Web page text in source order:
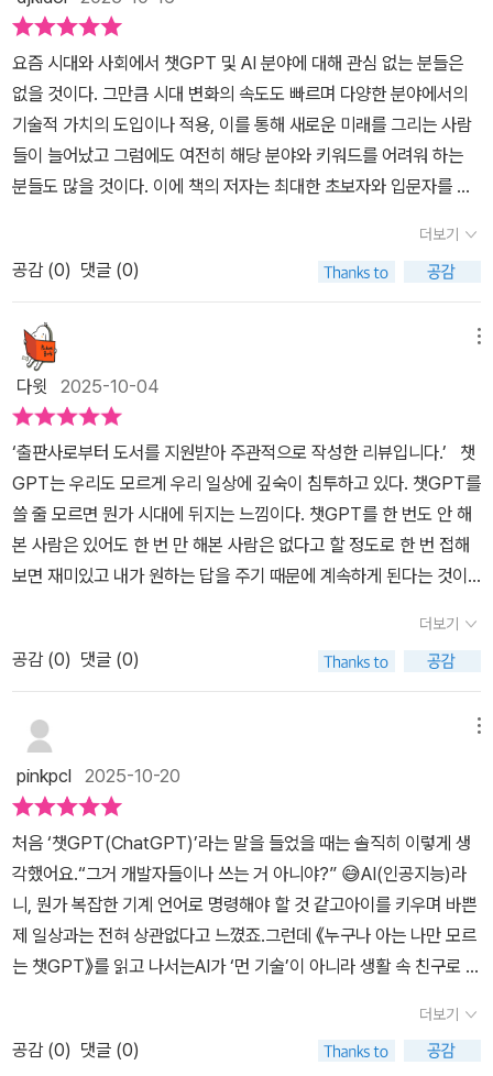
을 확장하는 과정이라는 점입니다. 실전 연습 예시는 사고력 훈련 교
재와도 같습니다.AI가 추상적 기술이 아니라 구체적 도구로 작동하는
순간을 보여줍니다. 저자는 제주도 여행 일정을 챗GPT에 맡기는 과
정을 시뮬레이션하면서 여행사 직원 역할을 부여하는 프롬프트 예시
를 소개합니다. 그 결과는 놀랍습니다.SNS 프로필 사진을 바비 인형
패키지처럼 꾸미는 작업도 몇 번의 클릭이면 완성됩니다. 심리 상담
전문 상담을 대체할 수는 없지만 자녀와의 대화법을 AI와 함께 모의
실습하는 과정은 분명 도움됩니다.『누구나 아는 나만 모르는 챗GP
T』에서는 챗GPT뿐만 아니라 다양한 AI 툴을 소개합니다. 음악 생성
AI Suno, 영상 제작 AI Sora, 구글의 노트북LM, 유튜브 영상 분석
을 돕는 제미나이, 이미지 편집 도구 나노바나나, 프레젠테이션 도구
감마, 도해 보정 툴 냅킨을 만나게 됩니다.Suno를 활용해 생일 축하
노래를 만들면 평범한 텍스트 메시지 대신 개인 맞춤형 노래 선물이
가능해집니다. AI가 만든 음악이라는 거창한 실험이 아니라, 인간 관
계를 따뜻하게 연결하는 기술의 작은 기적입니다.결혼식 축하 인사말
부터 유튜브 쇼츠 대본까지 챗GPT의 저변은 무궁무진합니다. 저자
는 돌잔치 초대장 문구를 챗GPT에게 의뢰하고, 다양한 스타일을 나
란히 비교합니다. 챗GPT가 다양한 어조와 맥락을 탐색하는 동료 작
줍니다. 직장인과 1인 크리에이터에게 아이디어 파트너를 얻는 경험
무 영역에서 챗GPT와 연계 도구의 가치도 빛납니다. PDF를 분석해
고, 냅킨으로 PPT 도해를 보정하는 작업은 시간을 확실히 줄여줍니
다. 협업 도구로서 AI의 위상을 만나는 시간입니다. AI는 인간의 노동
을 대체하는 기계가 아니라, 번거로운 업무를 덜어내고 창의적인 기
여에 더 많은 시간을 할애하도록 돕는 동료입니다.『누구나 아는 나만
모르는 챗GPT』는 AI 시대의 생활 교과서입니다. 생활과 업무에 직
접 적용할 수 있는 사례 덕분에 도움됩니다. 이제는 AI를 모른다는 두
려움 대신 내 삶에 어떻게 쓸까라는 호기심을 키울 시간입니다.
단순한 기능 설명으로 끝나지 않는다. 같은 문장을 입력해도 결과가
매번 다르다는 점에서 저자는 거기서 언어가 이미지를 바꾸는 힘을
본다. 나도 그 부분에서 좀 감동받았다. 기술서가 이렇게 언어의 실험
처럼 느껴질 줄은 몰랐다.유튜브 영상 요약 기능을 설명하는 부분도
인상적이다. 보통 영상의 핵심을 뽑아준다는 식으로 말하는데 저자는
그걸 집중의 재구성이라고 부른다. 인간의 주의력과 기억을 확장하는
방식으로 AI를 이해하는 거다.읽는 동안 2000년대 초반, 처음 인터
넷 검색이 보급되던 시절이 떠올랐다. 그때 사람들은 정보를 찾는 게
아니라 정보를 믿는 법을 배우고 있었다.이제는 그 다음 단계다. 우리
어섰다.책의 구성도 친절하다. 설치부터 이미지 명령어, 영상 요약, 문
서 정리까지 차근차근 따라가다 보면 초보자도 자연스럽게 익숙해진
다.그런데 단순한 사용법 가이드로 끝나지 않는다. 이 책은 AI를 통해
인간의 언어와 사고를 다시 조정하는 법을 이야기한다.그래서 기술책
이면서도 철학책 같고, 입문서이면서도 사유서 같다.읽는 경험도 묘
하게 따뜻하다. 나는 밤 11시에 조용한 방에서 이 책을 읽기 시작했다.
노트북 불빛 하나, 옆에서는 공기청정기 돌아가는 소리만 들렸다. 그
런데 중간쯤 읽다 보니, 갑자기 로봇청소기가 혼자서 움직이기 시작
했다. 예약해둔 시간도 아닌데. 순간 좀 소름이 돋았지만, 곧 웃음이
나는 매일 AI와 대화한다. 인간의 문장을 배우는 기계와, 기계의 논리
를 흡수하는 인간.그 사이의 경계가 점점 흐려질수록 오히려 내 생각
은 더 또렷해진다.'누구나 아는 나만 모르는 챗GPT'는 바로 그 경계
가 희미해지는 순간을 포착한 책이다.기술을 이야기하지만, 결국 이
책이 말하고 싶은 건 인간이다.AI를 배우다 보면, 결국 나 자신을 다시
배우게 된다.그래서 이 책은 단순한 AI 입문서가 아니라 인간과 기술
이 함께 자라나는 과정을 기록한 따뜻한 다큐멘터리 같다.
요즘 시대와 사회에서 챗GPT 및 AI 분야에 대해 관심 없는 분들은
없을 것이다. 그만큼 시대 변화의 속도도 빠르며 다양한 분야에서의
기술적 가치의 도입이나 적용, 이를 통해 새로운 미래를 그리는 사람
들이 늘어났고 그럼에도 여전히 해당 분야와 키워드를 어려워 하는
분들도 많을 것이다. 이에 책의 저자는 최대한 초보자와 입문자를 위
에서 우리들은 이를 어떤 형태로 배우거나 활용하며 일상과 현실에서
도 더 나은 가치 판단과 결과물을 만들어야 하는지도 읽으며 체감할
수 있을 것이다.​<누구나 아는 나만 모르는 챗GPT> 특히 챗GPT 분
야의 경우 이미 세계적인 흐름이나 현상으로도 볼 수 있고 관련 정보
나 지식을 단순히 입력하거나 검색해서 자동화 결과값만 도출하는 행
위에서 벗어나 이를 통해 인간보다 떠 뛰어난 기술적 역량을 가진 인
공지능 산업과 분야, 기술 등의 경우 어떤 형태의 방향성과 전략을 통
해 나아가고 있는지도 접하며 느낄 수 있을 것이다. 물론 이론적인 영
역에서 오는 어려움이나 어려운 용어나 개념으로 인해 배우다가 포기
한 분들도 많을 것이다. 하지만 결국 배워야 한다면 이를 이론적인 영
역에서만 생각하기보단 실무적, 일상적인 영역에서는 어떤 활용도가
존재하고 있는지, 또는 자신이 속한 영역이나 직업의 세계, 하고자 하
는 대상이나 관심 분야 등을 통해 대입, 관리해 본다면 책에서 말하는
의미가 더 사실적으로 다가올 것이다. <누구나 아는 나만 모르는 챗G
다. 물론 투자의 관점에서도 좋고 나를 위한 자기계발이나 직업적인
영역에 있어서도 긍정적인 요소가 더 많은 분야라는 점도 참고하면
좋을 것이다.​<누구나 아는 나만 모르는 챗GPT> 책에서도 이런 보편
적 가치와 정서를 통해 AI 및 챗GPT 분야에 대해 소개하고 있고 주
로 실무와 현실에서 도움 되는 키워드와 방법론 등을 통한 활용 능력
을 강조하고 있어서 배울 만한 메시지도 많을 것이다. 지금 당장은 어
렵게 체감되나, 치열한 경쟁 사회와 현실에서 자신의 역량과 능력을
키우고자 하는 분들, 혹은 초보자나 입문자의 위치에 있다면 어떤 형
배우며 함께 판단해 보자. 챗GPT 및 AI 관련한 현실, 혹은 기초 가이
드북으로 이 책을 추천하고 싶다.
더보기
공감 (0) 댓글 (0)
다윗 2025-10-04
‘출판사로부터 도서를 지원받아 주관적으로 작성한 리뷰입니다.’ 챗
GPT는 우리도 모르게 우리 일상에 깊숙이 침투하고 있다. 챗GPT를
쓸 줄 모르면 뭔가 시대에 뒤지는 느낌이다. 챗GPT를 한 번도 안 해
본 사람은 있어도 한 번 만 해본 사람은 없다고 할 정도로 한 번 접해
보면 재미있고 내가 원하는 답을 주기 때문에 계속하게 된다는 것이
거나 찾는 것이 귀찮으면 챗GPT에 물어보기도 한다. 챗 GPT가 똑
똑할수록 겁도 나지만 한편 검색하는 것보다는 편리하고, 또 AI와 대
화하는 것이 신기하기도 해서 자꾸 하게 된다. 이 책은 웹디자이너로
사회에 첫발을 내디딘 후, 컴퓨터 방문 교육 사업을 창업하여 엑셀, 파
의했으며, 이후 온라인 마케팅 회사를 운영하며, 실제 경험을 토대로
쇼핑몰 창업, 블로그 마케팅, 유튜브 마케팅 등의 강사로도 활동했고,
현재 IT 왕초보를 위한 챗GPT 및 AI 강의를 활발하게 진행하고 있으
며, AI 시대에 IT 취약 계층이 소외되지 않게끔 다양한 AI 콘텐츠를
개발하고 있는 이성원(누나IT) 저자가 AI와 챗GPT를 처음 접하는
초보자, 특히 시니어와 디지털 소외 계층을 위한 생활 밀착형 입문서
로 복잡한 기술 설명은 최소화하고, 챗GPT 앱의 기본 사용법, 무료
와 유료의 차이 등 가장 기초적인 질문부터 친절하게 안내한다. 챗G
PT는 누구나 아는 AI지만, 실제로 제대로 활용하는 방법을 모르는 경
더보기
공감 (0) 댓글 (0)
pinkpcl 2025-10-20
처음 ‘챗GPT(ChatGPT)’라는 말을 들었을 때는 솔직히 이렇게 생
각했어요.“그거 개발자들이나 쓰는 거 아니야?” 😅AI(인공지능)라
니, 뭔가 복잡한 기계 언어로 명령해야 할 것 같고아이를 키우며 바쁜
제 일상과는 전혀 상관없다고 느꼈죠.그런데 《누구나 아는 나만 모르
는 챗GPT》를 읽고 나서는AI가 ‘먼 기술’이 아니라 생활 속 친구로 바
하듯 자연스럽게 컴퓨터와 대화하는 법을엄마도 이해할 수 있을 만큼
쉽게 풀어주더라고요.​ 💡 엄마도 할 수 있는 ‘챗GPT기초’​아이와 함
더보기
공감 (0) 댓글 (0)